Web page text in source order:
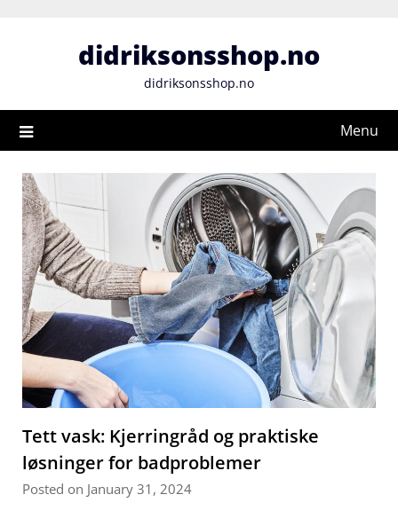
didriksonsshop.no
didriksonsshop.no
Menu
Tett vask: Kjerringråd og praktiske
løsninger for badproblemer
Posted on January 31, 2024